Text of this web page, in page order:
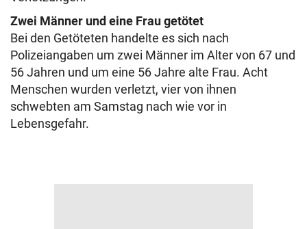
Zwei Männer und eine Frau getötet
Bei den Getöteten handelte es sich nach
Polizeiangaben um zwei Männer im Alter von 67 und
56 Jahren und um eine 56 Jahre alte Frau. Acht
Menschen wurden verletzt, vier von ihnen
schwebten am Samstag nach wie vor in
Lebensgefahr.